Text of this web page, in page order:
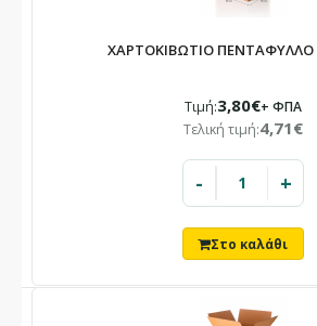
ΧΑΡΤΟΚΙΒΩΤΙΟ ΠΕΝΤΑΦΥΛΛΟ
Τιμή:3,80€+ ΦΠΑ
Τελική τιμή:4,71€
- +